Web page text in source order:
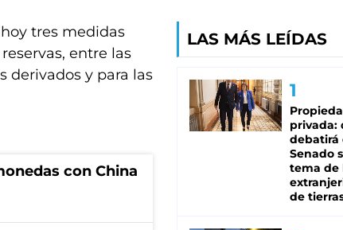
tres medidas
entre las
derivados y para las
con China
LAS MÁS LEÍDAS
privada:
debatirá
Senado
tema de
de